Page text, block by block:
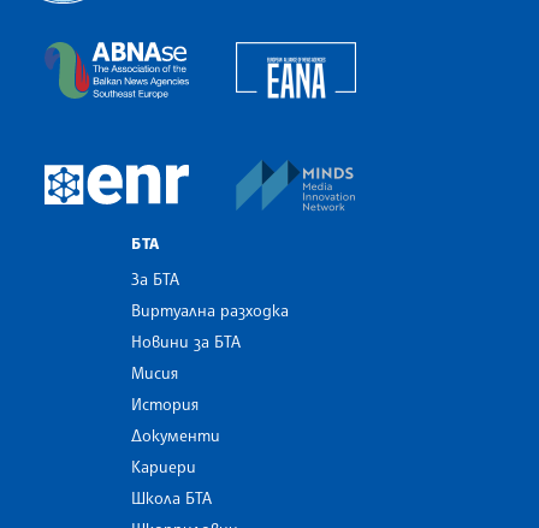
The Assocoation of the Balkan News Agencies
European Newsroom
БТА
За БТА
Виртуална разходка
Новини за БТА
Мисия
История
Документи
Кариери
Школа БТА